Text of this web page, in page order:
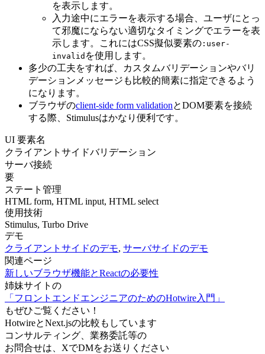
を表示します。
入力途中にエラーを表示する場合、ユーザにとっ
て邪魔にならない適切なタイミングでエラーを表
示します。これにはCSS擬似要素の :user-
invalid を使用します。
多少の工夫をすれば、カスタムバリデーションやバリ
デーションメッセージも比較的簡素に指定できるよう
になります。
ブラウザのclient-side form validationとDOM要素を接続
する際、Stimulusはかなり便利です。
UI 要素名
クライアントサイドバリデーション
サーバ接続
要
ステート管理
HTML form, HTML input, HTML select
使用技術
Stimulus, Turbo Drive
デモ
クライアントサイドのデモ, サーバサイドのデモ
関連ページ
新しいブラウザ機能とReactの必要性
姉妹サイトの
「フロントエンドエンジニアのためのHotwire入門」
もぜひご覧ください！
HotwireとNext.jsの比較もしています
コンサルティング、業務委託等の
お問合せは、XでDMをお送りください